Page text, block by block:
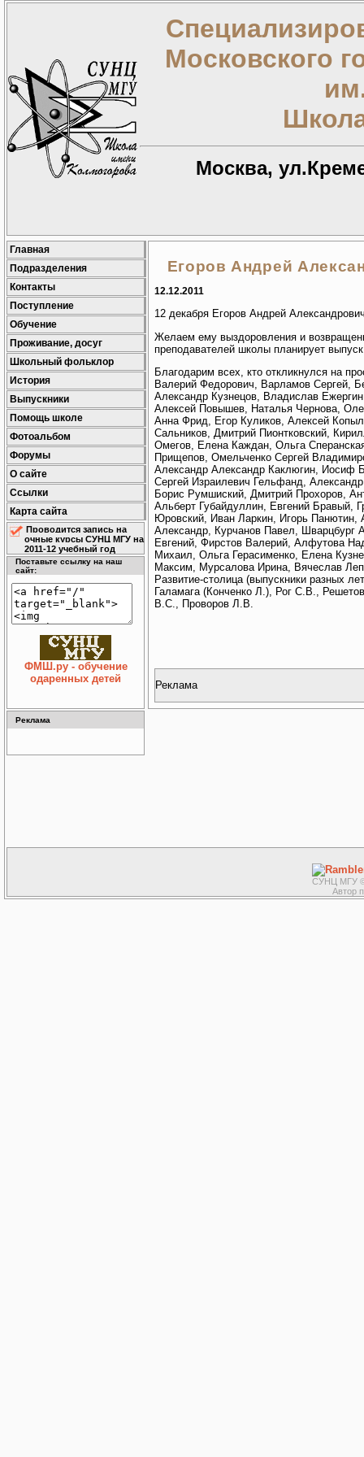
Московского
Москва,
Главная
Подразделения
Контакты
Поступление
Обучение
Проживание, досуг
Школьный фольклор
История
Выпускники
Помощь школе
Фотоальбом
Форумы
О сайте
Ссылки
Карта сайта
Проводится запись на
очные курсы СУНЦ МГУ на
2011-12 учебный год
Поставьте ссылку на наш
сайт:
ФМШ.ру - обучение
одаренных детей
Реклама
Егоров Андрей
12.12.2011
12 декабря Егоров Андрей
Желаем ему выздоровления и
преподавателей школы планирует
Благодарим всех, кто откликнулся на
Валерий Федорович, Варламов Сергей,
Александр Кузнецов, Владислав
Алексей Повышев, Наталья Чернова,
Анна Фрид, Егор Куликов, Алексей
Сальников, Дмитрий Пионтковский,
Омегов, Елена Каждан, Ольга
Прищепов, Омельченко Сергей
Александр Александр Каклюгин, Иосиф
Сергей Израилевич Гельфанд,
Борис Румшиский, Дмитрий Прохоров,
Альберт Губайдуллин, Евгений
Юровский, Иван Ларкин, Игорь
Александр, Курчанов Павел, Шварцбург
Евгений, Фирстов Валерий, Алфутова
Михаил, Ольга Герасименко, Елена
Максим, Мурсалова Ирина, Вячеслав
Развитие-столица (выпускники разных
Галамага (Конченко Л.), Рог С.В.,
В.С., Проворов Л.В.
Реклама
СУНЦ МГУ ©
Автор